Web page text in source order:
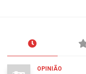
OPINIÃO